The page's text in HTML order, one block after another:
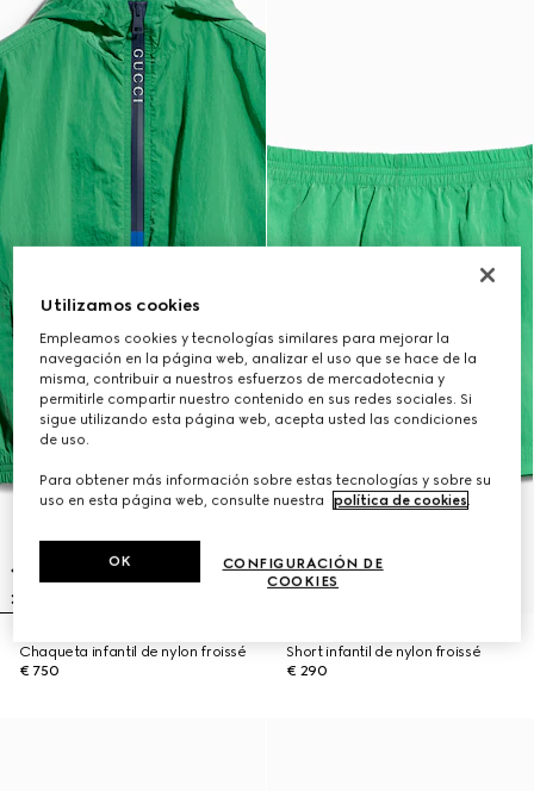
Chaqueta infantil de nylon froissé
€ 750
Short infantil de nylon froissé
€ 290
Utilizamos cookies
Empleamos cookies y tecnologías similares para mejorar la
navegación en la página web, analizar el uso que se hace de la
misma, contribuir a nuestros esfuerzos de mercadotecnia y
permitirle compartir nuestro contenido en sus redes sociales. Si
sigue utilizando esta página web, acepta usted las condiciones
de uso.
Para obtener más información sobre estas tecnologías y sobre su
uso en esta página web, consulte nuestra
política de cookies.
CONFIGURACIÓN DE
COOKIES
OK